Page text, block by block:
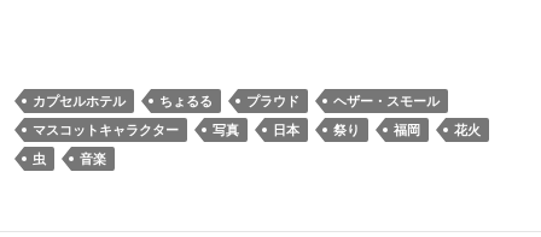
カプセルホテル ちょるる プラウド
ヘザー・スモール
マスコットキャラクター
写真 日本 祭り 福岡
花火
虫
音楽